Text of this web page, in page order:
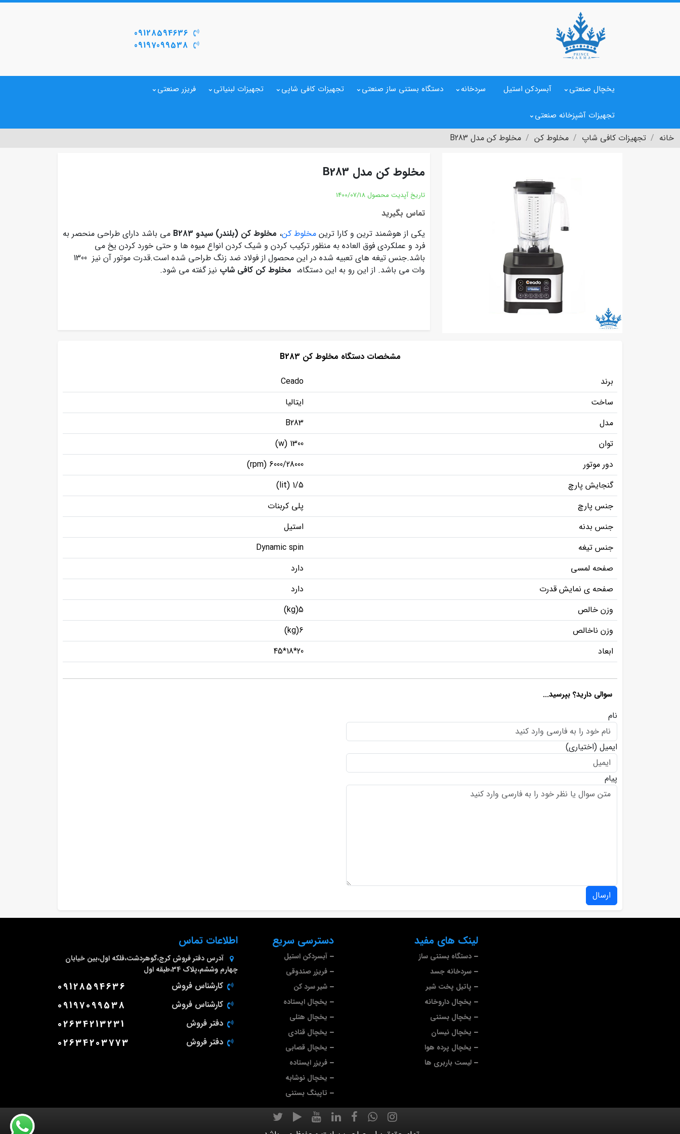
09128594636
09197099538
یخچال صنعتی آبسردکن استیل سردخانه دستگاه بستنی ساز صنعتی تجهیزات کافی شاپی تجهیزات لبنیاتی فریزر صنعتی
تجهیزات آشپزخانه صنعتی
خانه تجهیزات کافی شاپ مخلوط کن مخلوط کن مدل B283
مخلوط کن مدل B283
تاریخ آپدیت محصول 1400/07/18
تماس بگیرید
یکی از هوشمند ترین و کارا ترین مخلوط کن، مخلوط کن (بلندر) سیدو B283 می باشد دارای طراحی منحصر به
فرد و عملکردی فوق العاده به منظور ترکیب کردن و شیک کردن انواع میوه ها و حتی خورد کردن یخ می
باشد.جنس تیغه های تعبیه شده در این محصول از فولاد ضد زنگ طراحی شده است.قدرت موتور آن نیز 1300
وات می باشد. از این رو به این دستگاه، مخلوط کن کافی شاپ نیز گفته می شود.
مشخصات دستگاه مخلوط کن B283
برند
Ceado
ساخت
ایتالیا
مدل
B283
توان
1300 (w)
دور موتور
6000/28000 (rpm)
گنجایش پارچ
1/5 (lit)
جنس پارچ
پلی کربنات
جنس بدنه
استیل
جنس تیغه
Dynamic spin
صفحه لمسی
دارد
صفحه ی نمایش قدرت
دارد
وزن خالص
5(kg)
وزن ناخالص
6(kg)
ابعاد
20*18*45
سوالی دارید؟ بپرسید...
نام
ایمیل (اختیاری)
پیام
ارسال
لینک های مفید
دستگاه بستنی ساز
سردخانه جسد
پاتیل پخت شیر
یخچال داروخانه
یخچال بستنی
یخچال نیسان
یخچال پرده هوا
لیست باربری ها
دسترسی سریع
آبسردکن استیل
فریزر صندوقی
شیر سرد کن
یخچال ایستاده
یخچال هتلی
یخچال قنادی
یخچال قصابی
فریزر ایستاده
یخچال نوشابه
تاپینگ بستنی
اطلاعات تماس
آدرس دفتر فروش کرج،گوهردشت،فلکه اول،بین خیابان
چهارم وششم،پلاک 34،طبقه اول
کارشناس فروش 09128594636
کارشناس فروش 09197099538
دفتر فروش 02634213231
دفتر فروش 02634203773